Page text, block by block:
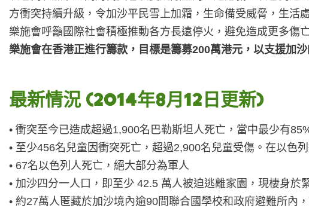
方衝突持續升級，令加沙平民雪上加霜，生命備受威脅，生活
樂施會呼籲國際社會積極推動各方長遠停火，避免造成更多傷
樂施會在香港正進行籌款，目標是籌募200萬港元，以支援加
最新情況 (2014年8月12日更新)
• 衝突至今已造成超過1,900名巴勒斯坦人死亡，當中最少有
• 至少456名兒童因衝突死亡，超過2,900名兒童受傷。在以色
• 67名以色列人死亡，絕大部分為軍人
• 加沙四分一人口，即至少 42.5 萬人被迫逃離家園，現棲身於
• 約27萬人匿藏於加沙境內逾90間聯合國學校和政府避難所內